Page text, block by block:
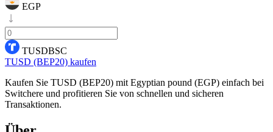
EGP
TUSDBSC
TUSD (BEP20) kaufen
Kaufen Sie TUSD (BEP20) mit Egyptian pound (EGP) einfach bei
Switchere und profitieren Sie von schnellen und sicheren
Transaktionen.